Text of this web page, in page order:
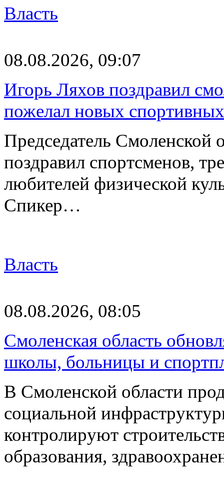
Власть
08.08.2026, 09:07
Игорь Ляхов поздравил
пожелал новых
Председатель
поздравил спортсменов,
любителей физической
Спикер…
Власть
08.08.2026, 08:05
Смоленская область
школы, больницы и
В Смоленской области
социальной
контролируют
образования,